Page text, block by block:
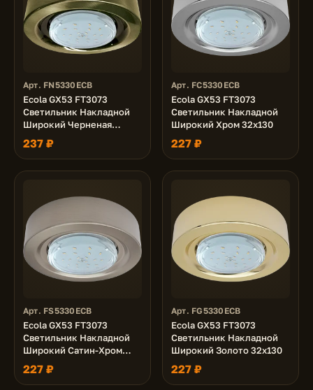
Арт. FN5330ECB
Ecola GX53 FT3073
Светильник Накладной
Широкий Черненая
бронза 32x130
237 ₽
Арт. FC5330ECB
Ecola GX53 FT3073
Светильник Накладной
Широкий Хром 32х130
227 ₽
Арт. FS5330ECB
Ecola GX53 FT3073
Светильник Накладной
Широкий Сатин-Хром
32х130
227 ₽
Арт. FG5330ECB
Ecola GX53 FT3073
Светильник Накладной
Широкий Золото 32х130
227 ₽